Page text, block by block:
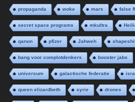
propaganda woke mars false
secret space programs mkultra
qanon pfizer Jahweh
bang voor complotdenkers booster jabs
universum galactische federatie
queen elizardbeth syrie drones